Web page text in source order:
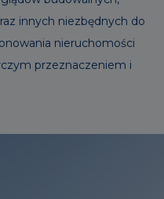
innych niezbędnych do
nieruchomości
przeznaczeniem i